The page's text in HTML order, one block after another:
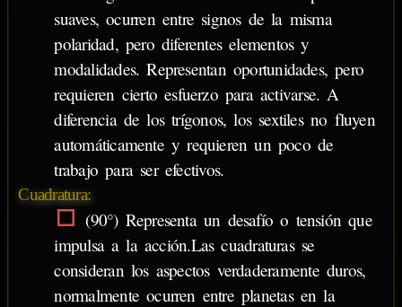
suaves, ocurren entre signos de la misma
polaridad, pero diferentes elementos y
modalidades. Representan oportunidades, pero
requieren cierto esfuerzo para activarse. A
diferencia de los trígonos, los sextiles no fluyen
automáticamente y requieren un poco de
trabajo para ser efectivos.
Cuadratura:
(90°) Representa un desafío o tensión que
impulsa a la acción.Las cuadraturas se
consideran los aspectos verdaderamente duros,
normalmente ocurren entre planetas en la